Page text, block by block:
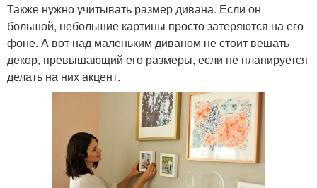
Также нужно учитывать размер дивана. Если он
большой, небольшие картины просто затеряются на его
фоне. А вот над маленьким диваном не стоит вешать
декор, превышающий его размеры, если не планируется
делать на них акцент.